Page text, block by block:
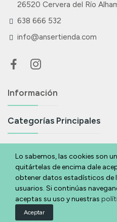
26520 Cervera del Río
638 666 532
info@ansertienda.com
Información
Categorías Principales
Suscríbete A Nuestra
Si eres acabas de llegar y
novedades y ofertas déjanos tu
Lo sabemos, las cookies son
quitártelas de encima dale
obtener datos estadísticos de
usuarios. Si continúas
aceptas su uso y nuestras
Aceptar